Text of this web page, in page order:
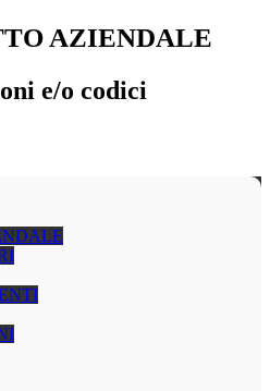
AZIENDALE
e/o codici